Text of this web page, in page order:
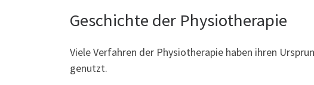
Geschichte der Physiotherapie
Viele Verfahren der Physiotherapie haben ihren
genutzt.